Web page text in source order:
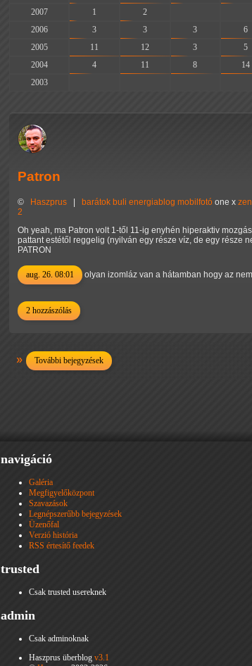
2007
1 2
2006
3 3 3 6
2005
11 12 3 5
2004
4 11 8 14
2003
Patron
© Haszprus barátok buli energiablog mobilfotó one x
2
Oh yeah, ma Patron volt 1-től 11-ig enyhén hiperaktiv
pattant estétől reggelig (nyilván egy része víz, de egy része
PATRON
aug. 26. 08:01 olyan izomláz van a hátamban hogy az
2 hozzászólás
További bejegyzések
navigáció
Galéria
Megfigyelőközpont
Szavazások
Legnépszerűbb bejegyzések
Üzenőfal
Verzió história
RSS értesítő feedek
trusted
Csak trusted usereknek
admin
Csak adminoknak
Haszprus überblog v3.1